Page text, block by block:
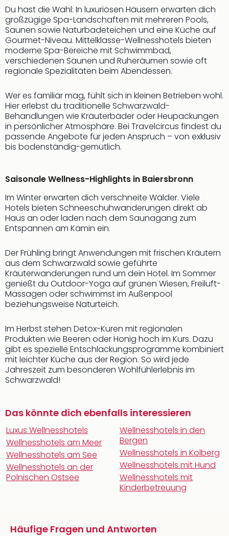
Du hast die Wahl: In luxuriösen Häusern erwarten dich
großzügige Spa-Landschaften mit mehreren Pools,
Saunen sowie Naturbadeteichen und eine Küche auf
Gourmet-Niveau. Mittelklasse-Wellnesshotels bieten
moderne Spa-Bereiche mit Schwimmbad,
verschiedenen Saunen und Ruheräumen sowie oft
regionale Spezialitäten beim Abendessen.
Wer es familiär mag, fühlt sich in kleinen Betrieben wohl.
Hier erlebst du traditionelle Schwarzwald-
Behandlungen wie Kräuterbäder oder Heupackungen
in persönlicher Atmosphäre. Bei Travelcircus findest du
passende Angebote für jeden Anspruch – von exklusiv
bis bodenständig-gemütlich.
Saisonale Wellness-Highlights in Baiersbronn
Im Winter erwarten dich verschneite Wälder. Viele
Hotels bieten Schneeschuhwanderungen direkt ab
Haus an oder laden nach dem Saunagang zum
Entspannen am Kamin ein.
Der Frühling bringt Anwendungen mit frischen Kräutern
aus dem Schwarzwald sowie geführte
Kräuterwanderungen rund um dein Hotel. Im Sommer
genießt du Outdoor-Yoga auf grünen Wiesen, Freiluft-
Massagen oder schwimmst im Außenpool
beziehungsweise Naturteich.
Im Herbst stehen Detox-Kuren mit regionalen
Produkten wie Beeren oder Honig hoch im Kurs. Dazu
gibt es spezielle Entschlackungsprogramme kombiniert
mit leichter Küche aus der Region. So wird jede
Jahreszeit zum besonderen Wohlfühlerlebnis im
Schwarzwald!
Das könnte dich ebenfalls interessieren
Luxus Wellnesshotels
Wellnesshotels am Meer
Wellnesshotels am See
Wellnesshotels an der
Polnischen Ostsee
Wellnesshotels in den
Bergen
Wellnesshotels in Kolberg
Wellnesshotels mit Hund
Wellnesshotels mit
Kinderbetreuung
Häufige Fragen und Antworten